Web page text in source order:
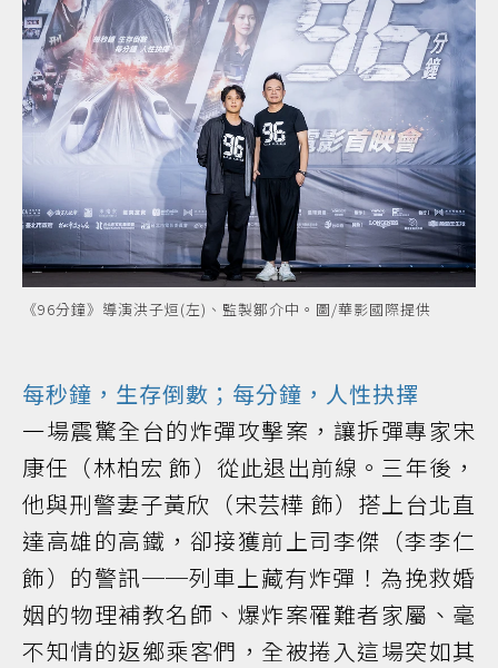
《96分鐘》導演洪子烜(左)、監製鄒介中。圖/華影國際提供
每秒鐘，生存倒數；每分鐘，人性抉擇
一場震驚全台的炸彈攻擊案，讓拆彈專家宋
康任（林柏宏 飾）從此退出前線。三年後，
他與刑警妻子黃欣（宋芸樺 飾）搭上台北直
達高雄的高鐵，卻接獲前上司李傑（李李仁
飾）的警訊──列車上藏有炸彈！為挽救婚
姻的物理補教名師、爆炸案罹難者家屬、毫
不知情的返鄉乘客們，全被捲入這場突如其